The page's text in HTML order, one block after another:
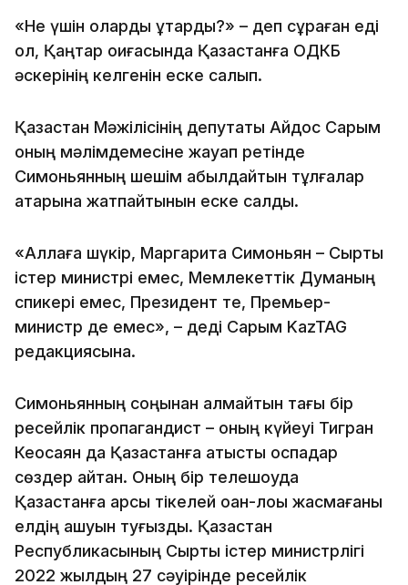
«Не үшін оларды құтқардық?» – деп сұраған еді
ол, Қаңтар оқиғасында Қазақстанға ОДКБ
әскерінің келгенін еске салып.
Қазақстан Мәжілісінің депутаты Айдос Сарым
оның мәлімдемесіне жауап ретінде
Симоньянның шешім қабылдайтын тұлғалар
қатарына жатпайтынын еске салды.
«Аллаға шүкір, Маргарита Симоньян – Сыртқы
істер министрі емес, Мемлекеттік Думаның
спикері емес, Президент те, Премьер-
министр де емес», – деді Сарым KazTAG
редакциясына.
Симоньянның соңынан қалмайтын тағы бір
ресейлік пропагандист – оның күйеуі Тигран
Кеосаян да Қазақстанға қатысты оспадар
сөздер айтқан. Оның бір телешоуда
Қазақстанға қарсы тікелей қоқан-лоқы жасмағаны
елдің ашуын туғызды. Қазақстан
Республикасының Сыртқы істер министрлігі
2022 жылдың 27 сәуірінде ресейлік